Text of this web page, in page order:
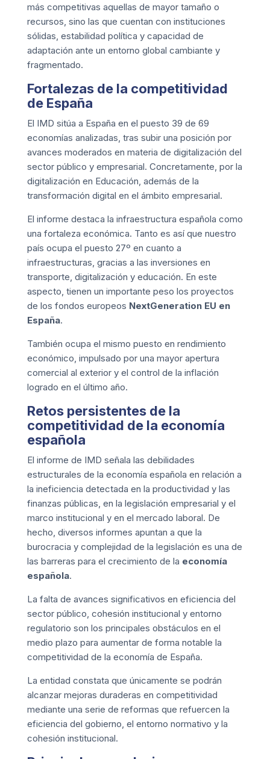
más competitivas aquellas de mayor tamaño o
recursos, sino las que cuentan con instituciones
sólidas, estabilidad política y capacidad de
adaptación ante un entorno global cambiante y
fragmentado.
Fortalezas de la competitividad
de España
El IMD sitúa a España en el puesto 39 de 69
economías analizadas, tras subir una posición por
avances moderados en materia de digitalización del
sector público y empresarial. Concretamente, por la
digitalización en Educación, además de la
transformación digital en el ámbito empresarial.
El informe destaca la infraestructura española como
una fortaleza económica. Tanto es así que nuestro
país ocupa el puesto 27º en cuanto a
infraestructuras, gracias a las inversiones en
transporte, digitalización y educación. En este
aspecto, tienen un importante peso los proyectos
de los fondos europeos NextGeneration EU en
España.
También ocupa el mismo puesto en rendimiento
económico, impulsado por una mayor apertura
comercial al exterior y el control de la inflación
logrado en el último año.
Retos persistentes de la
competitividad de la economía
española
El informe de IMD señala las debilidades
estructurales de la economía española en relación a
la ineficiencia detectada en la productividad y las
finanzas públicas, en la legislación empresarial y el
marco institucional y en el mercado laboral. De
hecho, diversos informes apuntan a que la
burocracia y complejidad de la legislación es una de
las barreras para el crecimiento de la economía
española.
La falta de avances significativos en eficiencia del
sector público, cohesión institucional y entorno
regulatorio son los principales obstáculos en el
medio plazo para aumentar de forma notable la
competitividad de la economía de España.
La entidad constata que únicamente se podrán
alcanzar mejoras duraderas en competitividad
mediante una serie de reformas que refuercen la
eficiencia del gobierno, el entorno normativo y la
cohesión institucional.